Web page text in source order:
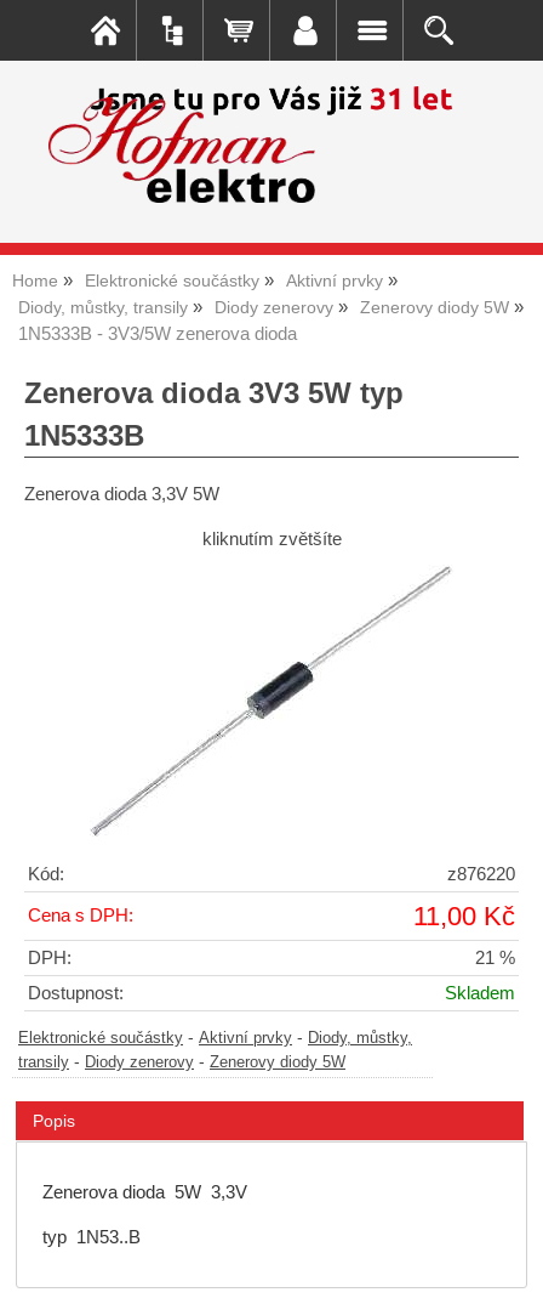
Home Elektronické součástky
Aktivní prvky
Diody, můstky, transily
Diody zenerovy Zenerovy diody 5W
1N5333B - 3V3/5W zenerova dioda
Zenerova dioda 3V3 5W typ
1N5333B
Zenerova dioda 3,3V 5W
kliknutím zvětšíte
Kód: z876220
Cena s DPH: 11,00 Kč
DPH:
21 %
Dostupnost:
Skladem
Elektronické součástky - Aktivní prvky - Diody, můstky,
transily - Diody zenerovy - Zenerovy diody 5W
Popis
Zenerova dioda 5W 3,3V
typ 1N53..B